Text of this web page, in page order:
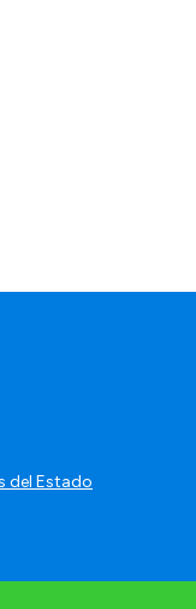
del Estado